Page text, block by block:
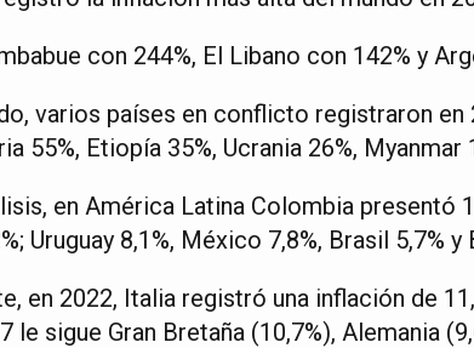
con 244%, El Libano con 142% y
varios países en conflicto registraron en
55%, Etiopía 35%, Ucrania 26%, Myanmar
en América Latina Colombia presentó
Uruguay 8,1%, México 7,8%, Brasil 5,7% y
en 2022, Italia registró una inflación de
le sigue Gran Bretaña (10,7%), Alemania